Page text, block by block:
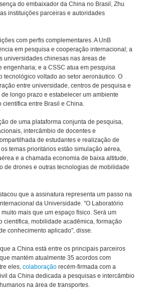
do embaixador da China no Brasil, Zhu
instituições parceiras e autoridades
com perfis complementares. A UnB
em pesquisa e cooperação internacional; a
universidades chinesas nas áreas de
engenharia; e a CSSC atua em pesquisa
tecnológico voltado ao setor aeronáutico. O
entre universidade, centros de pesquisa e
longo prazo e estabelecer um ambiente
entre Brasil e China.
de uma plataforma conjunta de pesquisa,
intercâmbio de docentes e
de estudantes e realização de
temas prioritários estão simulação aérea,
e a chamada economia de baixa altitude,
de drones e outras tecnologias de mobilidade
que a assinatura representa um passo na
da Universidade. "O Laboratório
mais que um espaço físico. Será um
científica, mobilidade acadêmica, formação
conhecimento aplicado", disse.
a China está entre os principais parceiros
mantém atualmente 35 acordos com
eles, colaboração recém-firmada com a
da China dedicada a pesquisas e intercâmbio
na área de transportes.